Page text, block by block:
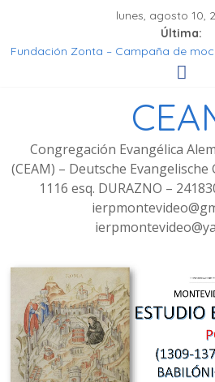
lunes, agosto 10,
Última:
Fundación Zonta – Campaña de
Seminar Hören, Verstehen, Geniessen
Fotos Culto bilingüe 8/2025 con
Congregación Evangélica
(CEAM) – Deutsche Evangelische
1116 esq. DURAZNO –